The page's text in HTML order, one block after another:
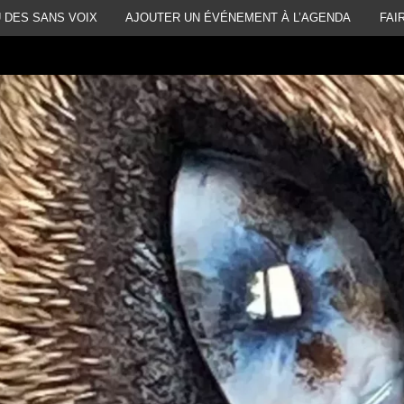
DES SANS VOIX AJOUTER UN ÉVÉNEMENT À L’AGENDA